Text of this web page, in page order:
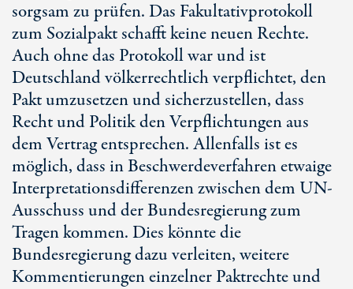
sorgsam zu prüfen. Das Fakultativprotokoll
zum Sozialpakt schafft keine neuen Rechte.
Auch ohne das Protokoll war und ist
Deutschland völkerrechtlich verpflichtet, den
Pakt umzusetzen und sicherzustellen, dass
Recht und Politik den Verpflichtungen aus
dem Vertrag entsprechen. Allenfalls ist es
möglich, dass in Beschwerdeverfahren etwaige
Interpretationsdifferenzen zwischen dem UN-
Ausschuss und der Bundesregierung zum
Tragen kommen. Dies könnte die
Bundesregierung dazu verleiten, weitere
Kommentierungen einzelner Paktrechte und